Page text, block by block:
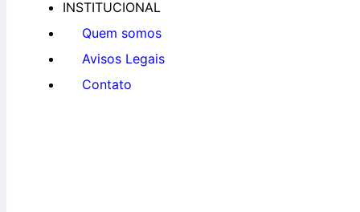
INSTITUCIONAL
Quem somos
Avisos Legais
Contato